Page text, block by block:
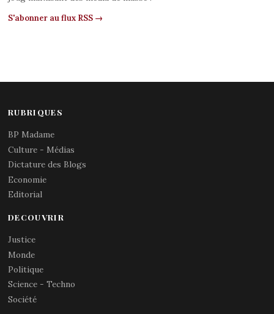
S'abonner au flux RSS →
RUBRIQUES
BP Madame
Culture - Médias
Dictature des Blogs
Economie
Editorial
DECOUVRIR
Justice
Monde
Politique
Science - Techno
Société